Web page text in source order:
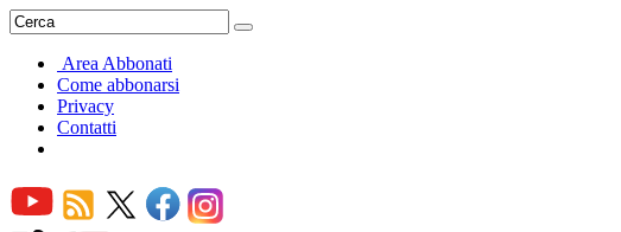
Area Abbonati
Come abbonarsi
Privacy
Contatti